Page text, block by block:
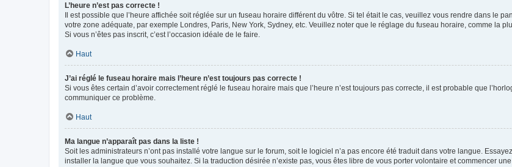
L’heure n’est pas correcte !
Il est possible que l’heure affichée soit réglée sur un fuseau horaire différent du vôtre. Si tel était le cas, veuillez vous rendre dans le
votre zone adéquate, par exemple Londres, Paris, New York, Sydney, etc. Veuillez noter que le réglage du fuseau horaire, comme la
Si vous n’êtes pas inscrit, c’est l’occasion idéale de le faire.
Haut
J’ai réglé le fuseau horaire mais l’heure n’est toujours pas correcte !
Si vous êtes certain d’avoir correctement réglé le fuseau horaire mais que l’heure n’est toujours pas correcte, il est probable que
communiquer ce problème.
Haut
Ma langue n’apparaît pas dans la liste !
Soit les administrateurs n’ont pas installé votre langue sur le forum, soit le logiciel n’a pas encore été traduit dans votre langue.
installer la langue que vous souhaitez. Si la traduction désirée n’existe pas, vous êtes libre de vous porter volontaire et commencer